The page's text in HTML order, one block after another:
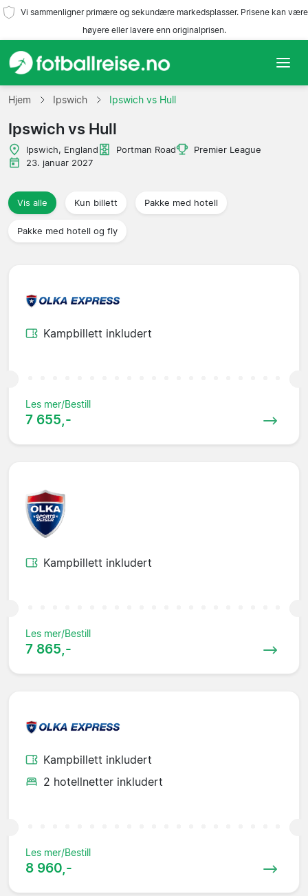
Vi sammenligner primære og sekundære markedsplasser. Prisene kan være
høyere eller lavere enn originalprisen.
Hjem
Lag
Ligaer
Reisebyråer
Hjem Ipswich Ipswich vs Hull
Ipswich vs Hull
Ipswich, England Portman Road
Premier League
23. januar 2027
Vis alle Kun billett Pakke med hotell
Pakke med hotell og fly
Kampbillett inkludert
Les mer/Bestill
7 655,-
Kampbillett inkludert
Les mer/Bestill
7 865,-
Kampbillett inkludert
2 hotellnetter inkludert
Les mer/Bestill
8 960,-